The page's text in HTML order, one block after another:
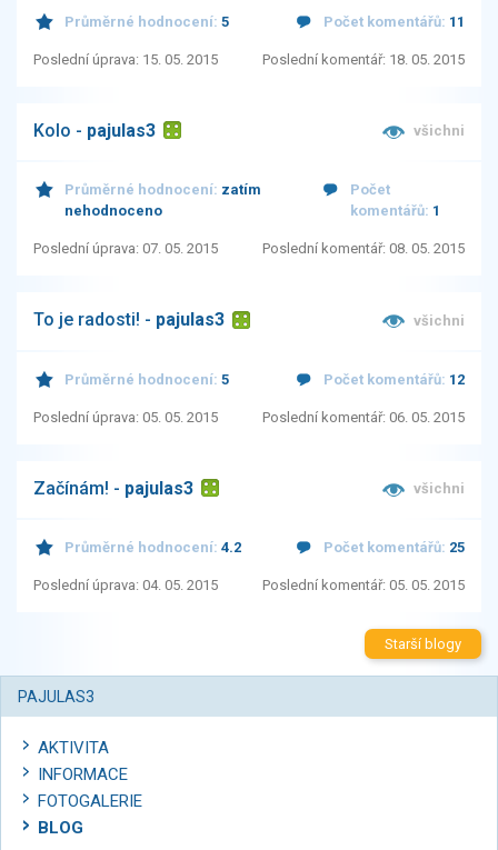
Průměrné hodnocení: 5 Počet komentářů: 11
Poslední úprava: 15. 05. 2015 Poslední komentář: 18. 05. 2015
Kolo - pajulas3 všichni
Průměrné hodnocení: zatím
nehodnoceno
Počet
komentářů: 1
Poslední úprava: 07. 05. 2015 Poslední komentář: 08. 05. 2015
To je radosti! - pajulas3 všichni
Průměrné hodnocení: 5 Počet komentářů: 12
Poslední úprava: 05. 05. 2015 Poslední komentář: 06. 05. 2015
Začínám! - pajulas3 všichni
Průměrné hodnocení: 4.2 Počet komentářů: 25
Poslední úprava: 04. 05. 2015 Poslední komentář: 05. 05. 2015
Starší blogy
PAJULAS3
AKTIVITA
INFORMACE
FOTOGALERIE
BLOG